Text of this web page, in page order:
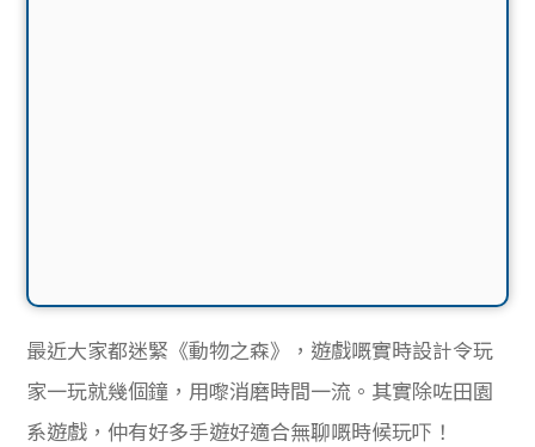
最近大家都迷緊《動物之森》，遊戲嘅實時設計令玩
家一玩就幾個鐘，用嚟消磨時間一流。其實除咗田園
系遊戲，仲有好多手遊好適合無聊嘅時候玩吓！